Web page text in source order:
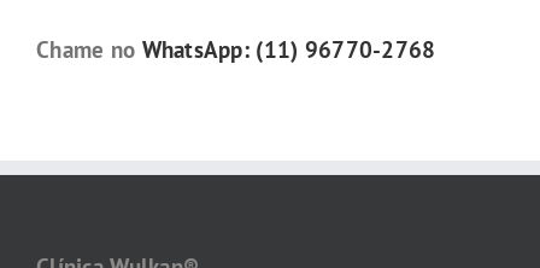
Chame no WhatsApp: (11) 96770-2768